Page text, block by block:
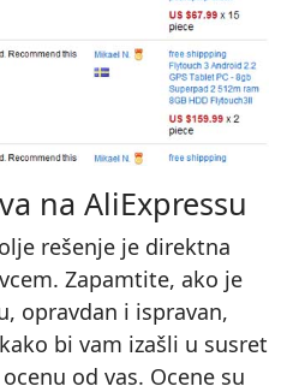
na AliExpressu
rešenje je direktna
Zapamtite, ako je
opravdan i ispravan,
bi vam izašli u susret
od vas. Ocene su